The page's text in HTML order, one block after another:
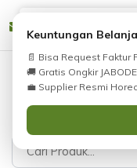
Keuntungan
📄 Bisa Request Faktur
🚚 Gratis Ongkir
💼 Supplier Resmi
i